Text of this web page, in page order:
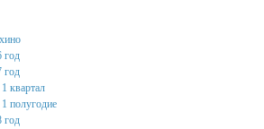
коррупции
о доходах, расходах, об имуществе и
правовые акты в сфере противодействия
Федеральное Законодательство
год
год
квартал
полугодие
год